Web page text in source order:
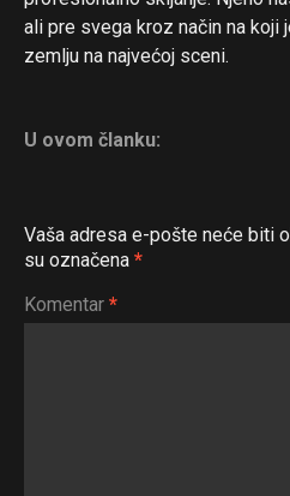
ali pre svega kroz način na koji
zemlju na najvećoj sceni.
U ovom članku:
Vaša adresa e-pošte neće biti
su označena *
Komentar *